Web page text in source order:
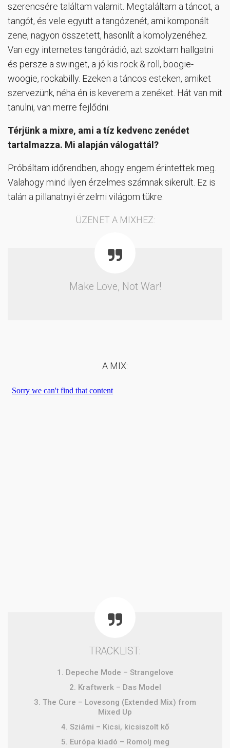
szerencsére találtam valamit. Megtaláltam a táncot, a
tangót, és vele együtt a tangózenét, ami komponált
zene, nagyon összetett, hasonlít a komolyzenéhez.
Van egy internetes tangórádió, azt szoktam hallgatni
és persze a swinget, a jó kis rock & roll, boogie-
woogie, rockabilly. Ezeken a táncos esteken, amiket
szervezünk, néha én is keverem a zenéket. Hát van mit
tanulni, van merre fejlődni.
Térjünk a mixre, ami a tíz kedvenc zenédet
tartalmazza. Mi alapján válogattál?
Próbáltam időrendben, ahogy engem érintettek meg.
Valahogy mind ilyen érzelmes számnak sikerült. Ez is
talán a pillanatnyi érzelmi világom tükre.
ÜZENET A MIXHEZ:
Make Love, Not War!
A MIX:
TRACKLIST:
1. Depeche Mode – Strangelove
2. Kraftwerk – Das Model
3. The Cure – Lovesong (Extended Mix) from
Mixed Up
4. Sziámi – Kicsi, kicsiszolt kő
5. Európa kiadó – Romolj meg